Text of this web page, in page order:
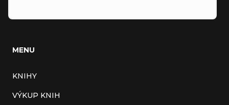
MENU
KNIHY
VÝKUP KNIH